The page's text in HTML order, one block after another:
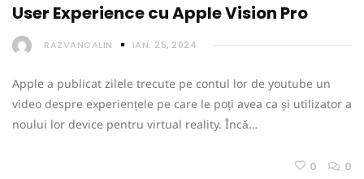
User Experience cu Apple Vision Pro
RAZVANCALIN IAN. 25, 2024
Apple a publicat zilele trecute pe contul lor de youtube un
video despre experiențele pe care le poți avea ca și utilizator a
noului lor device pentru virtual reality. Încă…
0 0